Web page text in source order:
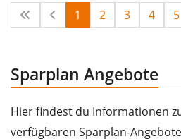
1 2 3 4 5
Sparplan Angebote
Hier findest du Informationen
verfügbaren Sparplan-